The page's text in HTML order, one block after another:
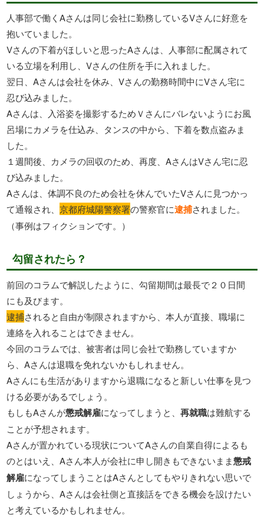
人事部で働くAさんは同じ会社に勤務しているVさんに好意を
抱いていました。
Vさんの下着がほしいと思ったAさんは、人事部に配属されて
いる立場を利用し、Vさんの住所を手に入れました。
翌日、Aさんは会社を休み、Vさんの勤務時間中にVさん宅に
忍び込みました。
Aさんは、入浴姿を撮影するためＶさんにバレないようにお風
呂場にカメラを仕込み、タンスの中から、下着を数点盗みま
した。
１週間後、カメラの回収のため、再度、AさんはVさん宅に忍
び込みました。
Aさんは、体調不良のため会社を休んでいたVさんに見つかっ
て通報され、京都府城陽警察署の警察官に逮捕されました。
（事例はフィクションです。）
勾留されたら？
前回のコラムで解説したように、勾留期間は最長で２０日間
にも及びます。
逮捕されると自由が制限されますから、本人が直接、職場に
連絡を入れることはできません。
今回のコラムでは、被害者は同じ会社で勤務していますか
ら、Aさんは退職を免れないかもしれません。
Aさんにも生活がありますから退職になると新しい仕事を見つ
ける必要があるでしょう。
もしもAさんが懲戒解雇になってしまうと、再就職は難航する
ことが予想されます。
Aさんが置かれている現状についてAさんの自業自得によるも
のとはいえ、Aさん本人が会社に申し開きもできないまま懲戒
解雇になってしまうことはAさんとしてもやりきれない思いで
しょうから、Aさんは会社側と直接話をできる機会を設けたい
と考えているかもしれません。